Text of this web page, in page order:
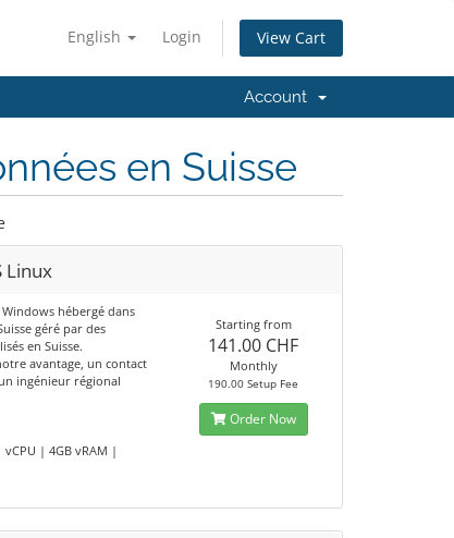
English Login View Cart
Account
en Suisse
Linux
hébergé dans
géré par des
en Suisse.
avantage, un contact
ingénieur régional
| 4GB vRAM |
Starting from
141.00 CHF
Monthly
190.00 Setup Fee
Order Now